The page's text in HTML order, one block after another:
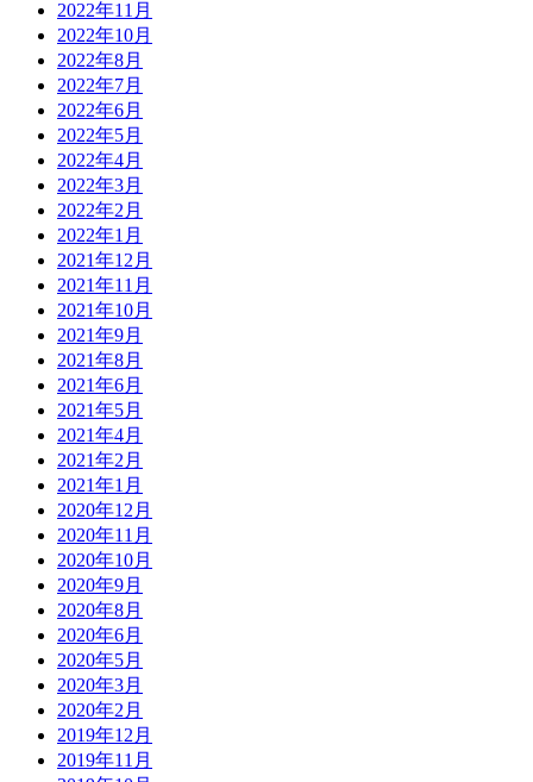
2022年11月
2022年10月
2022年8月
2022年7月
2022年6月
2022年5月
2022年4月
2022年3月
2022年2月
2022年1月
2021年12月
2021年11月
2021年10月
2021年9月
2021年8月
2021年6月
2021年5月
2021年4月
2021年2月
2021年1月
2020年12月
2020年11月
2020年10月
2020年9月
2020年8月
2020年6月
2020年5月
2020年3月
2020年2月
2019年12月
2019年11月